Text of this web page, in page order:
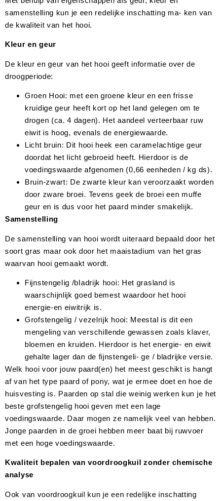
samenstelling kun je een redelijke inschatting ma- ken van
de kwaliteit van het hooi.
Kleur en geur
De kleur en geur van het hooi geeft informatie over de
droogperiode:
Groen Hooi: met een groene kleur en een frisse
kruidige geur heeft kort op het land gelegen om te
drogen (ca. 4 dagen). Het aandeel verteerbaar ruw
eiwit is hoog, evenals de energiewaarde.
Licht bruin: Dit hooi heek een caramelachtige geur
doordat het licht gebroeid heeft. Hierdoor is de
voedingswaarde afgenomen (0,66 eenheden / kg ds).
Bruin-zwart: De zwarte kleur kan veroorzaakt worden
door zware broei. Tevens geek de broei een muffe
geur en is dus voor het paard minder smakelijk.
Samenstelling
De samenstelling van hooi wordt uiteraard bepaald door het
soort gras maar ook door het maaistadium van het gras
waarvan hooi gemaakt wordt.
FijnstengeIig /bIadrijk hooi: Het grasland is
waarschijnlijk goed bemest waardoor het hooi
energie-en eiwitrijk is.
Grofstengelig / vezelrijk hooi: Meestal is dit een
mengeling van verschillende gewassen zoals klaver,
bloemen en kruiden. Hierdoor is het energie- en eiwit
gehalte lager dan de fijnstengeli- ge / bladrijke versie.
Welk hooi voor jouw paard(en) het meest geschikt is hangt
af van het type paard of pony, wat je ermee doet en hoe de
huisvesting is. Paarden op stal die weinig werken kun je het
beste grofstengelig hooi geven met een lage
voedingswaarde. Daar mogen ze namelijk veel van hebben.
Jonge paarden in de groei hebben meer baat bij ruwvoer
met een hoge voedingswaarde.
Kwaliteit bepalen van voordroogkuil zonder chemische
analyse
Ook van voordroogkuil kun je een redelijke inschatting